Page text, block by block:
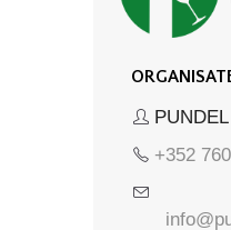
+352